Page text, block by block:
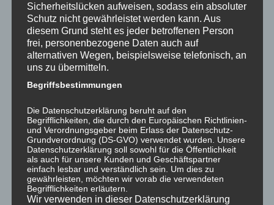
Der bislang ungenutzte Keller eines Altbaus in Rheinnähe
optimiert. Die nötigen Arbeiten waren innerhalb weniger
Tage ausgeführt – nun können die Räume einer
hochwertigen Nutzung zugeführt werden.
Fragen zur Ausführung? Rufen Sie uns an oder schreiben
Sie uns eineeMail – wir informieren Sie gerne!
Sicherheitslücken aufweisen, sodass ein absoluter
Schutz nicht gewährleistet werden kann. Aus
diesem Grund steht es jeder betroffenen Person
frei, personenbezogene Daten auch auf
alternativen Wegen, beispielsweise telefonisch, an
uns zu übermitteln.
Begriffsbestimmungen
Die Datenschutzerklärung beruht auf den
Begrifflichkeiten, die durch den Europäischen Richtlinien-
und Verordnungsgeber beim Erlass der Datenschutz-
Grundverordnung (DS-GVO) verwendet wurden. Unsere
Datenschutzerklärung soll sowohl für die Öffentlichkeit
als auch für unsere Kunden und Geschäftspartner
einfach lesbar und verständlich sein. Um dies zu
gewährleisten, möchten wir vorab die verwendeten
Begrifflichkeiten erläutern.
Wir verwenden in dieser Datenschutzerklärung